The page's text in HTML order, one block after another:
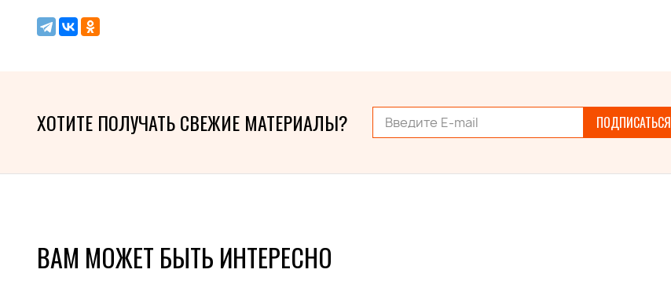
ХОТИТЕ ПОЛУЧАТЬ СВЕЖИЕ МАТЕРИАЛЫ? ПОДПИСАТЬСЯ
ВАМ МОЖЕТ БЫТЬ ИНТЕРЕСНО